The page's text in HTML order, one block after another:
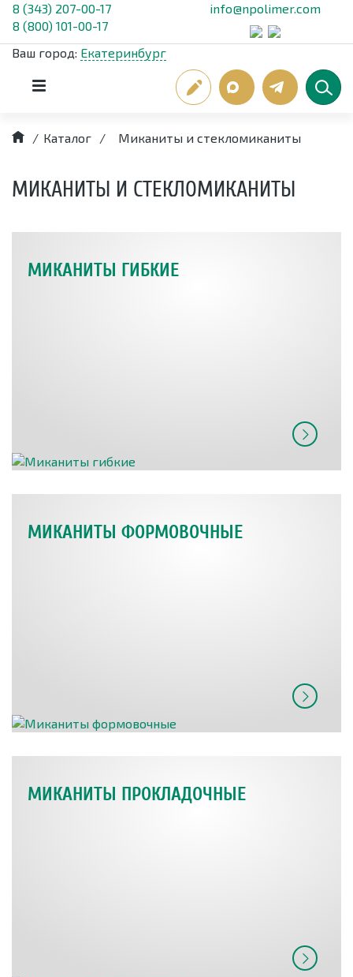
8 (343) 207-00-17
8 (800) 101-00-17
info@npolimer.com
Ваш город: Екатеринбург
/ Каталог / Миканиты и стекломиканиты
МИКАНИТЫ И СТЕКЛОМИКАНИТЫ
МИКАНИТЫ ГИБКИЕ
МИКАНИТЫ ФОРМОВОЧНЫЕ
МИКАНИТЫ ПРОКЛАДОЧНЫЕ